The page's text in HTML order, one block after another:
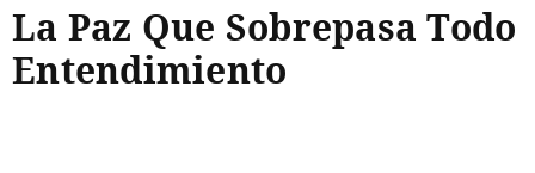
La Paz Que Sobrepasa Todo
Entendimiento